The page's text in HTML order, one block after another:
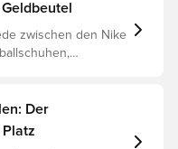
zwischen den Nike
Der